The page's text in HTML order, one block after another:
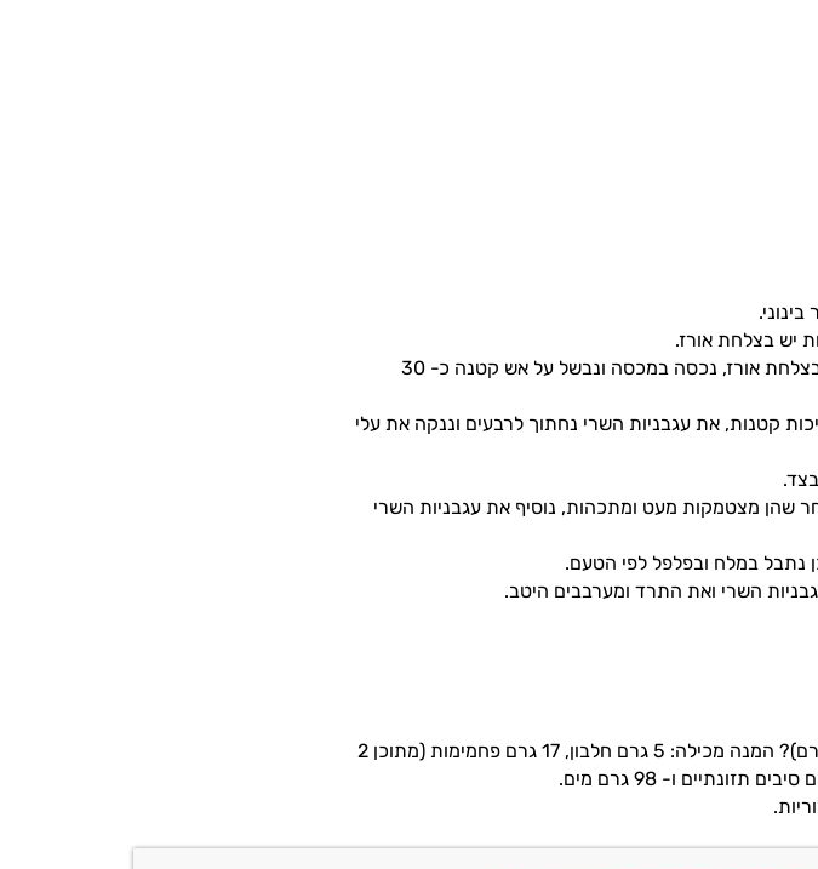
יש בצלחת אורז.
• נוסיף את המים הרותחים לסירכמה קלוריות יש בצלחת אורז, נכסה במכסה ונבשל על אש קטנה כ- 30
קטנות, את עגבניות השרי נחתוך לרבעים וננקה את עלי
שהן מצטמקות מעט ומתכהות, נוסיף את עגבניות השרי
נתבל במלח ובפלפל לפי הטעם.
השרי ואת התרד ומערבבים היטב.
כמה קלוריות יש בצלחת אורז (לפי מנה של 156 גרם)? המנה מכילה: 5 גרם חלבון, 17 גרם פחמימות (מתוכן 2